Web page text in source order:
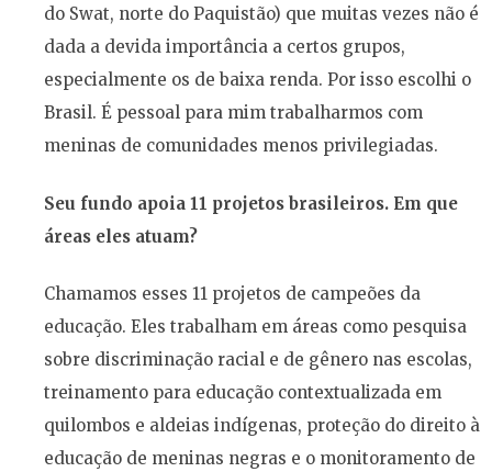
do Swat, norte do Paquistão) que muitas vezes não é
dada a devida importância a certos grupos,
especialmente os de baixa renda. Por isso escolhi o
Brasil. É pessoal para mim trabalharmos com
meninas de comunidades menos privilegiadas.
Seu fundo apoia 11 projetos brasileiros. Em que
áreas eles atuam?
Chamamos esses 11 projetos de campeões da
educação. Eles trabalham em áreas como pesquisa
sobre discriminação racial e de gênero nas escolas,
treinamento para educação contextualizada em
quilombos e aldeias indígenas, proteção do direito à
educação de meninas negras e o monitoramento de